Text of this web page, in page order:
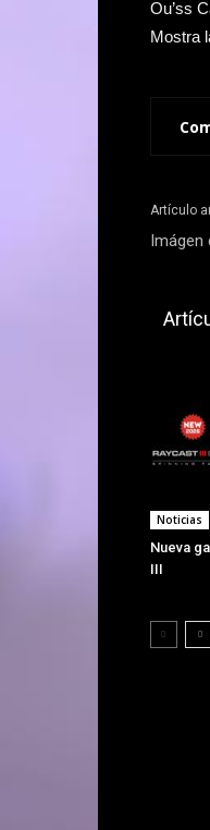
Ou’ss
Mostra
Artículo
Imágen
Noticias
Nueva
III